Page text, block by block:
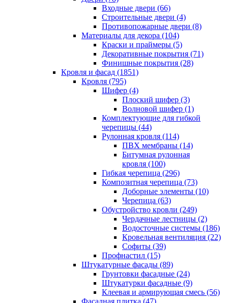
Входные двери (66)
Строительные двери (4)
Противопожарные двери (8)
Материалы для декора (104)
Краски и праймеры (5)
Декоративные покрытия (71)
Финишные покрытия (28)
Кровля и фасад (1851)
Кровля (795)
Шифер (4)
Плоский шифер (3)
Волновой шифер (1)
Комплектующие для гибкой
черепицы (44)
Рулонная кровля (114)
ПВХ мембраны (14)
Битумная рулонная
кровля (100)
Гибкая черепица (296)
Композитная черепица (73)
Доборные элементы (10)
Черепица (63)
Обустройство кровли (249)
Чердачные лестницы (2)
Водосточные системы (186)
Кровельная вентиляция (22)
Cофиты (39)
Профнастил (15)
Штукатурные фасады (89)
Грунтовки фасадные (24)
Штукатурки фасадные (9)
Клеевая и армирующая смесь (56)
Фасадная плитка (47)